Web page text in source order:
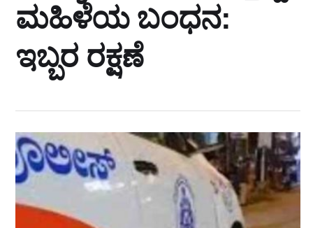
ಮಹಿಳೆಯ ಬಂಧನ:
ಇಬ್ಬರ ರಕ್ಷಣೆ